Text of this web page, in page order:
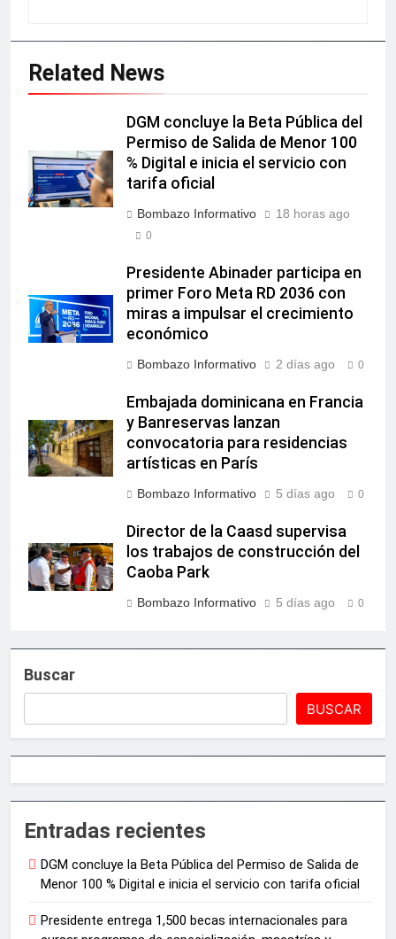
Related News
DGM concluye la Beta Pública del
Permiso de Salida de Menor 100
% Digital e inicia el servicio con
tarifa oficial
Bombazo Informativo 18 horas ago
0
Presidente Abinader participa en
primer Foro Meta RD 2036 con
miras a impulsar el crecimiento
económico
Bombazo Informativo 2 días ago 0
Embajada dominicana en Francia
y Banreservas lanzan
convocatoria para residencias
artísticas en París
Bombazo Informativo 5 días ago 0
Director de la Caasd supervisa
los trabajos de construcción del
Caoba Park
Bombazo Informativo 5 días ago 0
Buscar
BUSCAR
Entradas recientes
DGM concluye la Beta Pública del Permiso de Salida de
Menor 100 % Digital e inicia el servicio con tarifa oficial
Presidente entrega 1,500 becas internacionales para